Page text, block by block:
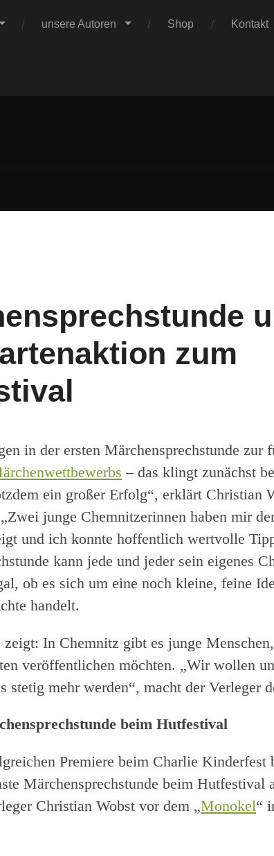
unsere Autoren Shop Kontakt
Verlag
zum
in der ersten Märchensprechstunde zur
– das klingt zunächst
ein großer Erfolg“, erklärt Christian
junge Chemnitzerinnen haben mir
und ich konnte hoffentlich wertvolle
kann jede und jeder sein eigenes
ob es sich um eine noch kleine, feine
handelt.
zeigt: In Chemnitz gibt es junge
veröffentlichen möchten. „Wir wollen
stetig mehr werden“, macht der Verleger
beim Hutfestival
Premiere beim Charlie Kinderfest
Märchensprechstunde beim Hutfestival
Christian Wobst vor dem „Monokel“